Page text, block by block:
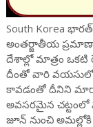
South Korea
అంతర్జాతీయ
దేశాల్లో మాత్రం ఒకటి
దీంతో వారి వయసులో
కావడంతో దీనిని
అవసరమైన చట్టంలో
జూన్ నుంచి